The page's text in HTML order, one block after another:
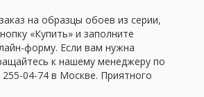
на образцы обоев из серии,
«Купить» и заполните
форму. Если вам нужна
к нашему менеджеру по
04-74 в Москве. Приятного